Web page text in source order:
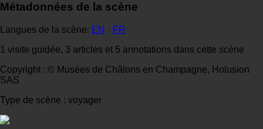
Métadonnées de la scène
Langues de la scène: EN · FR
1 visite guidée, 3 articles et 5 annotations dans cette scène
Copyright : © Musées de Châlons en Champagne, Holusion
SAS
Type de scène : voyager